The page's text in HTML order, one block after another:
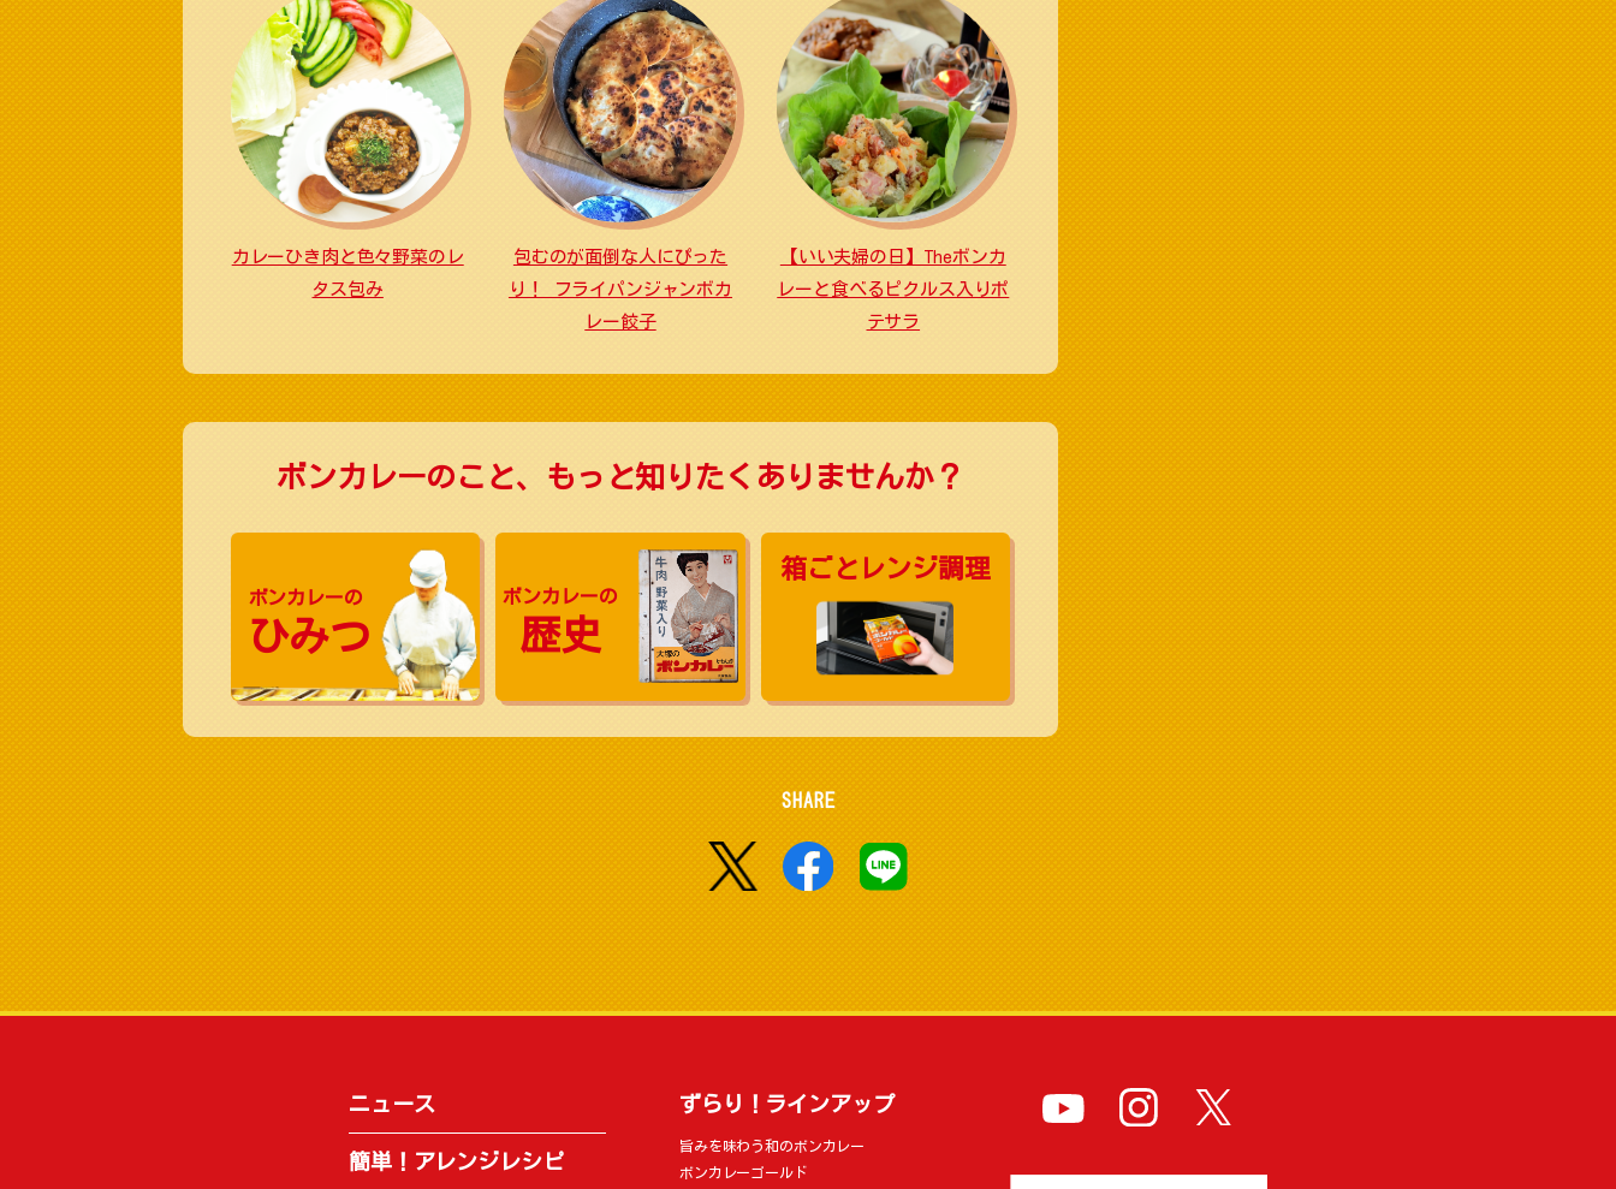
カレーひき肉と色々野菜のレ
タス包み
包むのが面倒な人にぴった
り！ フライパンジャンボカ
レー餃子
【いい夫婦の日】Theボンカ
レーと食べるピクルス入りポ
テサラ
ボンカレーのこと、もっと知りたくありませんか？
ボンカレーの
ひみつ
ボンカレーの
歴史
箱ごと レンジ調理
SHARE
ニュース
簡単！アレンジレシピ
ずらり！ラインアップ
旨みを味わう和のボンカレー
ボンカレーゴールド